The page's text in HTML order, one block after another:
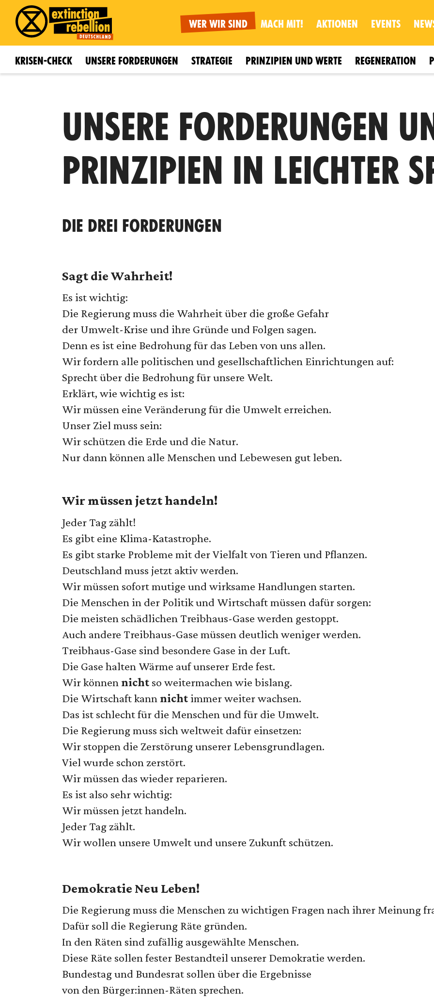
WER WIR SIND
KRISEN-CHECK UNSERE FORDERUNGEN STRATEGIE PRINZIPIEN UND WERTE REGENERATION
MACH MIT! AKTIONEN EVENTS
UNSERE FORDERUNGEN
PRINZIPIEN IN LEICHTER
DIE DREI FORDERUNGEN
Sagt die Wahrheit!
Es ist wichtig:
Die Regierung muss die Wahrheit über die große Gefahr
der Umwelt-Krise und ihre Gründe und Folgen sagen.
Denn es ist eine Bedrohung für das Leben von uns allen.
Wir fordern alle politischen und gesellschaftlichen Einrichtungen auf:
Sprecht über die Bedrohung für unsere Welt.
Erklärt, wie wichtig es ist:
Wir müssen eine Veränderung für die Umwelt erreichen.
Unser Ziel muss sein:
Wir schützen die Erde und die Natur.
Nur dann können alle Menschen und Lebewesen gut leben.
Wir müssen jetzt handeln!
Jeder Tag zählt!
Es gibt eine Klima-Katastrophe.
Es gibt starke Probleme mit der Vielfalt von Tieren und Pflanzen.
Deutschland muss jetzt aktiv werden.
Wir müssen sofort mutige und wirksame Handlungen starten.
Die Menschen in der Politik und Wirtschaft müssen dafür sorgen:
Die meisten schädlichen Treibhaus-Gase werden gestoppt.
Auch andere Treibhaus-Gase müssen deutlich weniger werden.
Treibhaus-Gase sind besondere Gase in der Luft.
Die Gase halten Wärme auf unserer Erde fest.
Wir können nicht so weitermachen wie bislang.
Die Wirtschaft kann nicht immer weiter wachsen.
Das ist schlecht für die Menschen und für die Umwelt.
Die Regierung muss sich weltweit dafür einsetzen:
Wir stoppen die Zerstörung unserer Lebensgrundlagen.
Viel wurde schon zerstört.
Wir müssen das wieder reparieren.
Es ist also sehr wichtig:
Wir müssen jetzt handeln.
Jeder Tag zählt.
Wir wollen unsere Umwelt und unsere Zukunft schützen.
Demokratie Neu Leben!
Die Regierung muss die Menschen zu wichtigen Fragen nach ihrer Meinung
Dafür soll die Regierung Räte gründen.
In den Räten sind zufällig ausgewählte Menschen.
Diese Räte sollen fester Bestandteil unserer Demokratie werden.
Bundestag und Bundesrat sollen über die Ergebnisse
von den Bürger:innen-Räten sprechen.